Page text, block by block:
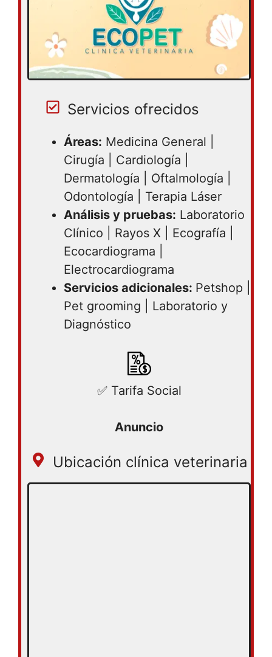
Servicios ofrecidos
Áreas: Medicina General |
Cirugía | Cardiología |
Dermatología | Oftalmología |
Odontología | Terapia Láser
Análisis y pruebas: Laboratorio
Clínico | Rayos X | Ecografía |
Ecocardiograma |
Electrocardiograma
Servicios adicionales: Petshop |
Pet grooming | Laboratorio y
Diagnóstico
✅ Tarifa Social
Ubicación clínica veterinaria